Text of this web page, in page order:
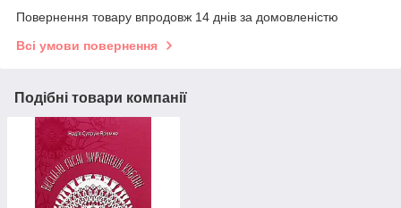
Повернення товару впродовж 14 днів за домовленістю
Всі умови повернення
Подібні товари компанії